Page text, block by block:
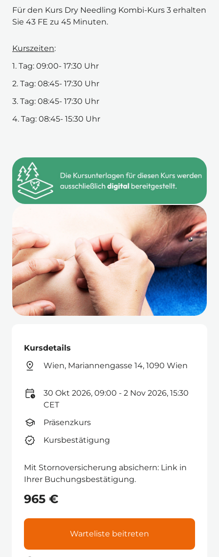
Für den Kurs Dry Needling Kombi-Kurs 3 erhalten
Sie 43 FE zu 45 Minuten.
Kurszeiten:
1. Tag: 09:00- 17:30 Uhr
2. Tag: 08:45- 17:30 Uhr
3. Tag: 08:45- 17:30 Uhr
4. Tag: 08:45- 15:30 Uhr
Kursdetails
Wien, Mariannengasse 14, 1090 Wien
30 Okt 2026, 09:00 - 2 Nov 2026, 15:30
CET
Präsenzkurs
Kursbestätigung
Mit Stornoversicherung absichern: Link in
Ihrer Buchungsbestätigung.
965 €
Warteliste beitreten